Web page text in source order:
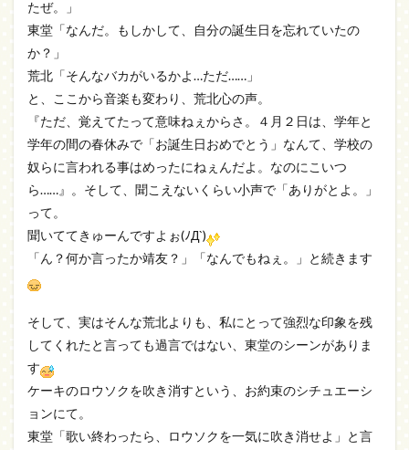
たぜ。」
東堂「なんだ。もしかして、自分の誕生日を忘れていたの
か？」
荒北「そんなバカがいるかよ…ただ……」
と、ここから音楽も変わり、荒北心の声。
『ただ、覚えてたって意味ねぇからさ。４月２日は、学年と
学年の間の春休みで「お誕生日おめでとう」なんて、学校の
奴らに言われる事はめったにねぇんだよ。なのにこいつ
ら……』。そして、聞こえないくらい小声で「ありがとよ。」
って。
聞いててきゅーんですよぉ(ﾉД`)
「ん？何か言ったか靖友？」「なんでもねぇ。」と続きます
そして、実はそんな荒北よりも、私にとって強烈な印象を残
してくれたと言っても過言ではない、東堂のシーンがありま
す
ケーキのロウソクを吹き消すという、お約束のシチュエーシ
ョンにて。
東堂「歌い終わったら、ロウソクを一気に吹き消せよ」と言